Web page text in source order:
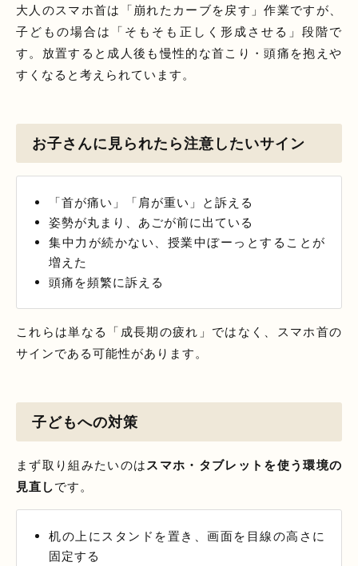
大人のスマホ首は「崩れたカーブを戻す」作業ですが、
子どもの場合は「そもそも正しく形成させる」段階で
す。放置すると成人後も慢性的な首こり・頭痛を抱えや
すくなると考えられています。
お子さんに見られたら注意したいサイン
「首が痛い」「肩が重い」と訴える
姿勢が丸まり、あごが前に出ている
集中力が続かない、授業中ぼーっとすることが
増えた
頭痛を頻繁に訴える
これらは単なる「成長期の疲れ」ではなく、スマホ首の
サインである可能性があります。
子どもへの対策
まず取り組みたいのはスマホ・タブレットを使う環境の
見直しです。
机の上にスタンドを置き、画面を目線の高さに
固定する